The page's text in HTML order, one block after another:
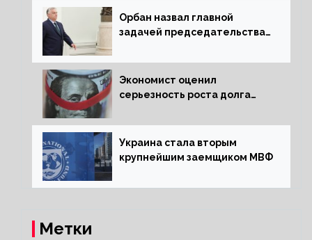
Орбан назвал главной
задачей председательства
за мир
Экономист оценил
серьезность роста долга
Украина стала вторым
крупнейшим заемщиком МВФ
Метки